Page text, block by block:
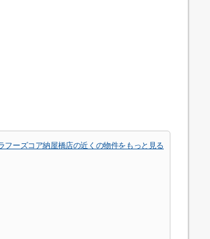
フーズコア納屋橋店の近くの物件をもっと見る